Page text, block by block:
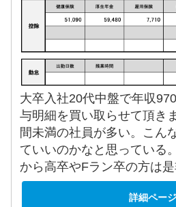
大卒入社20代中盤で年収
与明細を買い取らせて頂き
間未満の社員が多い。こん
ていいのかなと思っている
から高卒やFラン卒の方は是
詳細ページ